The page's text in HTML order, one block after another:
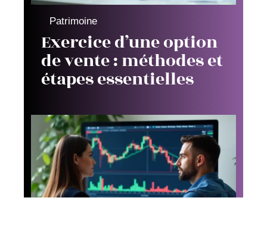
Patrimoine
Exercice d’une option
de vente : méthodes et
étapes essentielles